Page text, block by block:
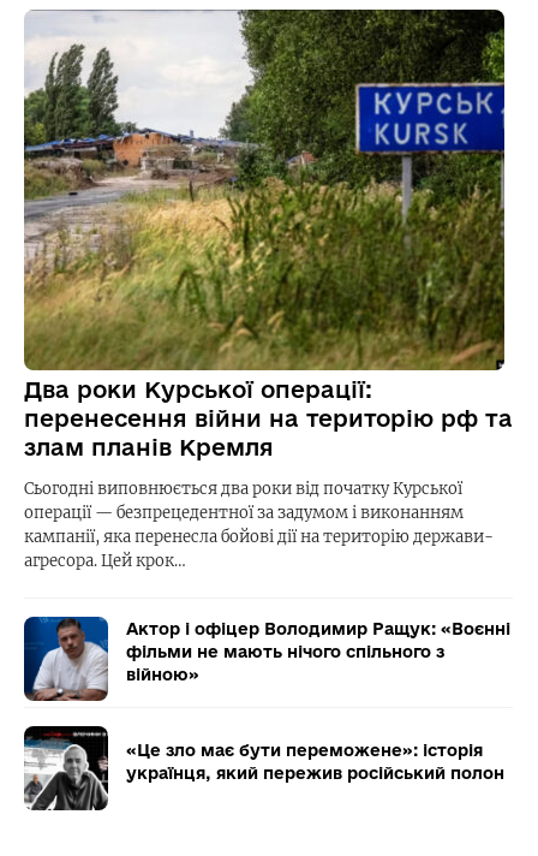
Два роки Курської операції:
перенесення війни на територію рф та
злам планів Кремля
Сьогодні виповнюється два роки від початку Курської
операції — безпрецедентної за задумом і виконанням
кампанії, яка перенесла бойові дії на територію держави-
агресора. Цей крок…
Актор і офіцер Володимир Ращук: «Воєнні
фільми не мають нічого спільного з
війною»
«Це зло має бути переможене»: історія
українця, який пережив російський полон